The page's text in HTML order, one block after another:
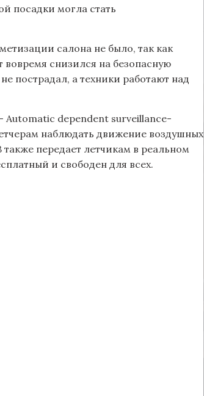
посадки могла стать
салона не было, так как
снизился на безопасную
пострадал, а техники работают над
Automatic dependent surveillance-
наблюдать движение воздушных
передает летчикам в реальном
и свободен для всех.